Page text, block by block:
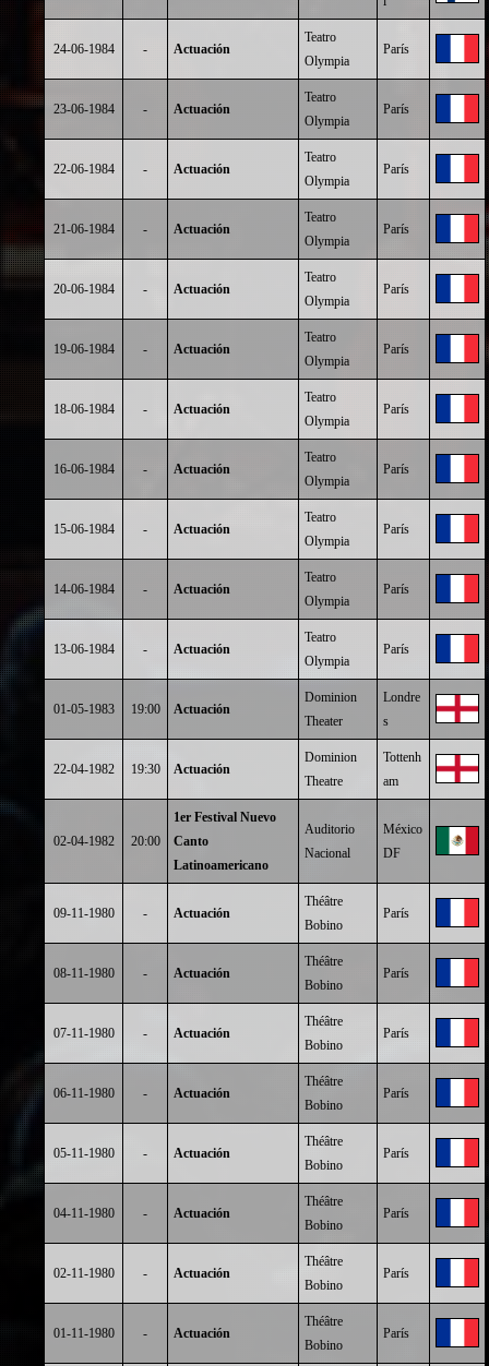
24-06-1984 - Actuación
Teatro
Olympia
París
23-06-1984 - Actuación
Teatro
Olympia
París
22-06-1984 - Actuación
Teatro
Olympia
París
21-06-1984 - Actuación
Teatro
Olympia
París
20-06-1984 - Actuación
Teatro
Olympia
París
19-06-1984 - Actuación
Teatro
Olympia
París
18-06-1984 - Actuación
Teatro
Olympia
París
16-06-1984 - Actuación
Teatro
Olympia
París
15-06-1984 - Actuación
Teatro
Olympia
París
14-06-1984 - Actuación
Teatro
Olympia
París
13-06-1984 - Actuación
Teatro
Olympia
París
01-05-1983 19:00 Actuación
Dominion
Theater
Londre
s
22-04-1982 19:30 Actuación
Dominion
Theatre
Tottenh
am
02-04-1982 20:00
1er Festival Nuevo
Canto
Latinoamericano
Auditorio
Nacional
México
DF
09-11-1980 - Actuación
Théâtre
Bobino
París
08-11-1980 - Actuación
Théâtre
Bobino
París
07-11-1980 - Actuación
Théâtre
Bobino
París
06-11-1980 - Actuación
Théâtre
Bobino
París
05-11-1980 - Actuación
Théâtre
Bobino
París
04-11-1980 - Actuación
Théâtre
Bobino
París
02-11-1980 - Actuación
Théâtre
Bobino
París
01-11-1980 - Actuación
Théâtre
Bobino
París